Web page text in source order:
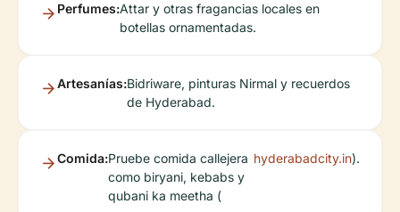
Perfumes:Attar y otras fragancias locales en
botellas ornamentadas.
Artesanías:Bidriware, pinturas Nirmal y recuerdos
de Hyderabad.
Comida:Pruebe comida callejera
como biryani, kebabs y
qubani ka meetha (
hyderabadcity.in).